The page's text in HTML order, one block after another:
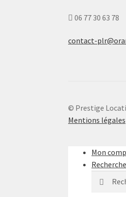
06 77 30 63 78
contact-
© Prestige
Mentions légales
Mon
Recherche